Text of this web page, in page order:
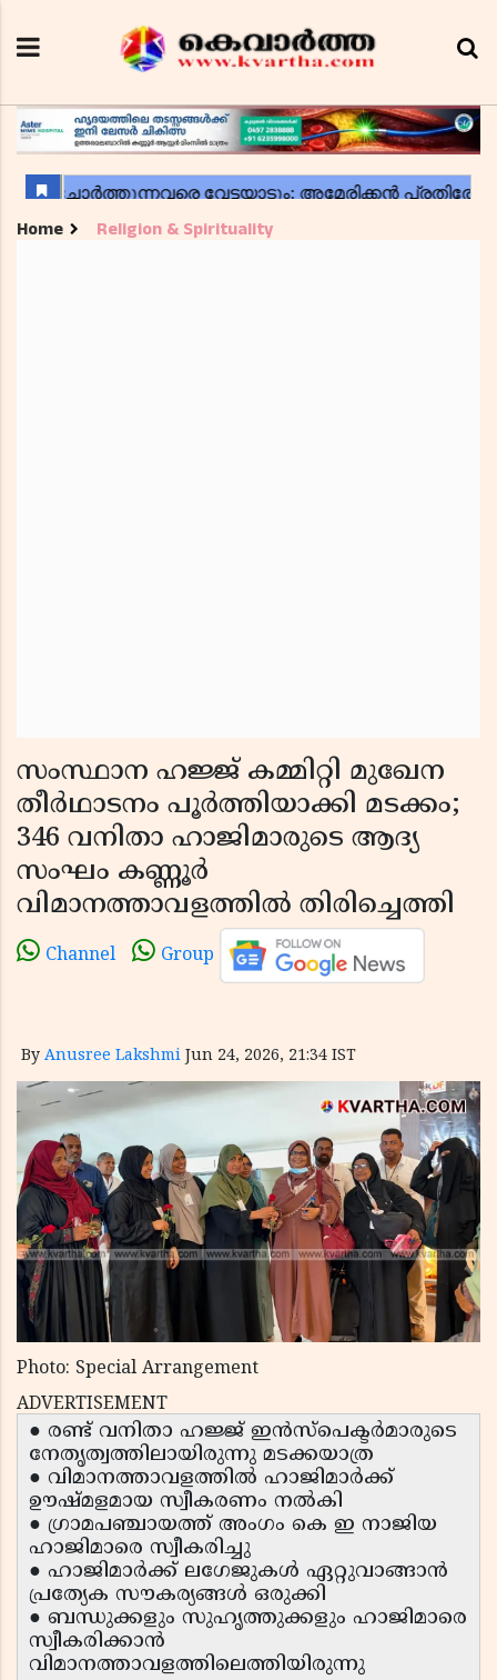
Home Religion & Spirituality
സംസ്ഥാന ഹജ്ജ് കമ്മിറ്റി മുഖേന
തീർഥാടനം പൂർത്തിയാക്കി മടക്കം;
346 വനിതാ ഹാജിമാരുടെ ആദ്യ
സംഘം കണ്ണൂർ
വിമാനത്താവളത്തിൽ തിരിച്ചെത്തി
Channel Group
By Anusree Lakshmi Jun 24, 2026, 21:34 IST
Photo: Special Arrangement
ADVERTISEMENT
● രണ്ട് വനിതാ ഹജ്ജ് ഇൻസ്പെക്ടർമാരുടെ
നേതൃത്വത്തിലായിരുന്നു മടക്കയാത്ര
● വിമാനത്താവളത്തിൽ ഹാജിമാർക്ക്
ഊഷ്മളമായ സ്വീകരണം നൽകി
● ഗ്രാമപഞ്ചായത്ത് അംഗം കെ ഇ നാജിയ
ഹാജിമാരെ സ്വീകരിച്ചു
● ഹാജിമാർക്ക് ലഗേജുകൾ ഏറ്റുവാങ്ങാൻ
പ്രത്യേക സൗകര്യങ്ങൾ ഒരുക്കി
● ബന്ധുക്കളും സുഹൃത്തുക്കളും ഹാജിമാരെ
സ്വീകരിക്കാൻ
വിമാനത്താവളത്തിലെത്തിയിരുന്നു